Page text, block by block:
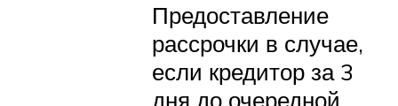
Предоставление
рассрочки в случае,
если кредитор за 3
дня до очередной